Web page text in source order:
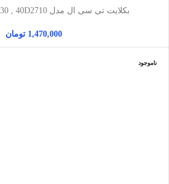
بکلایت تی سی ال مدل 40D2740 , 40D2730 , 40D2710
1,470,000 تومان
ناموجود